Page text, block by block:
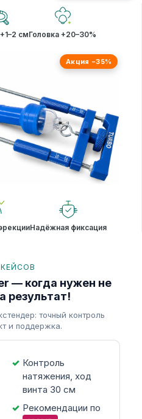
смГоловка +20–30%
Акция −35%
Надёжная фиксация
— когда нужен не
результат!
точный контроль
и поддержка.
Контроль
натяжения, ход
винта 30 см
Рекомендации по